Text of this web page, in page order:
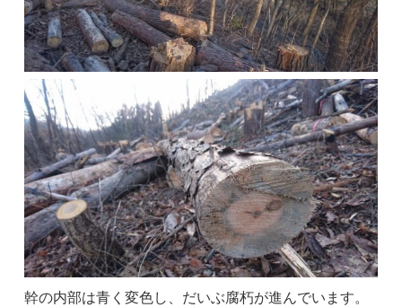
幹の内部は青く変色し、だいぶ腐朽が進んでいます。